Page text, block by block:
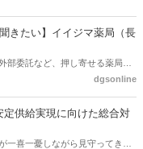
、細菌に抗菌薬が効かなくなる
生活者自身の正しい認識が必要
きたい】イイジマ薬局（長
部委託など、押し寄せる薬局業
波を薬局業界はどう受け止めた
題について、厚労省「薬局薬剤
キンググループ」に参考人とし
県上田市）開設者である飯島裕
dgsonline
定供給実現に向けた総合対
一喜一憂しながら見守ってきた